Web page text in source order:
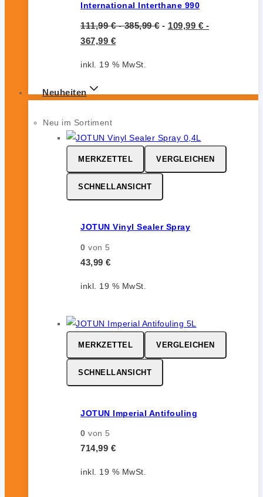
International Interthane 990
111,99€-385,99€- 109,99 € -
367,99 €
inkl. 19 % MwSt.
Neuheiten
Neu im Sortiment
MERKZETTEL VERGLEICHEN
SCHNELLANSICHT
JOTUN Vinyl Sealer Spray
0 von 5
43,99 €
inkl. 19 % MwSt.
MERKZETTEL VERGLEICHEN
SCHNELLANSICHT
JOTUN Imperial Antifouling
0 von 5
714,99 €
inkl. 19 % MwSt.